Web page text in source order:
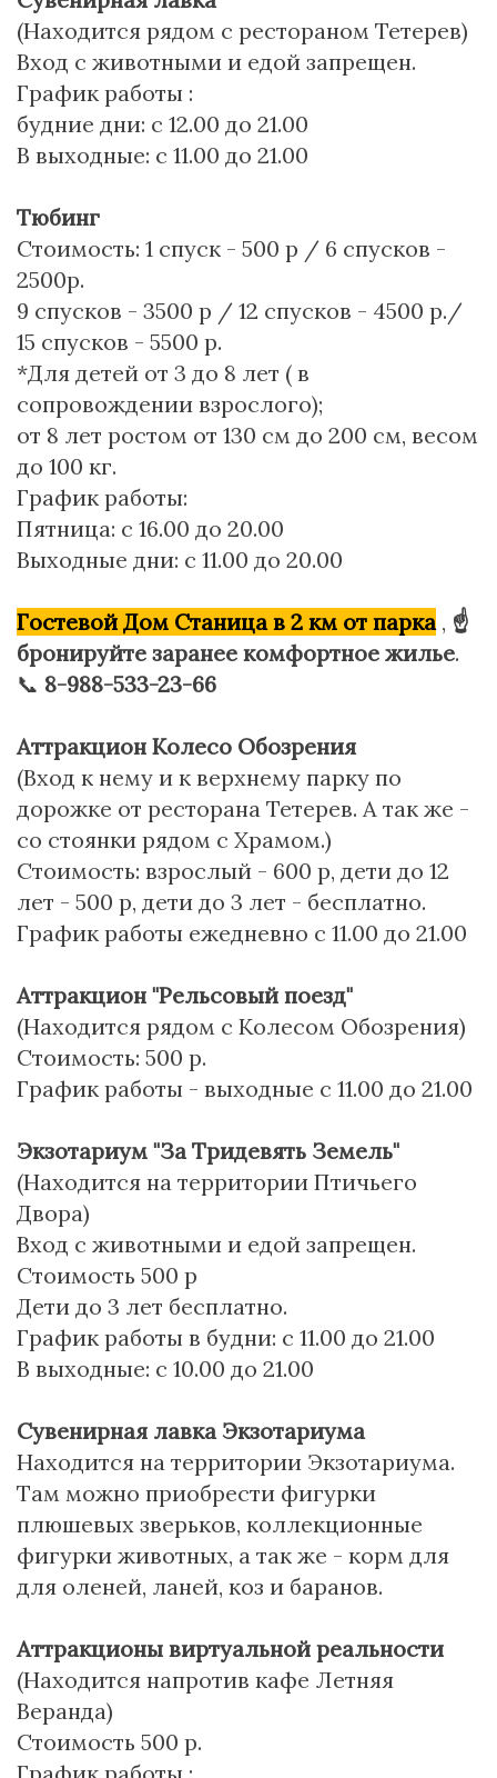
(Находится рядом с рестораном Тетерев)
Вход с животными и едой запрещен.
График работы :
будние дни: с 12.00 до 21.00
В выходные: с 11.00 до 21.00
Тюбинг
Стоимость: 1 спуск - 500 р / 6 спусков -
2500р.
9 спусков - 3500 р / 12 спусков - 4500 р./
15 спусков - 5500 р.
*Для детей от 3 до 8 лет ( в
сопровождении взрослого);
от 8 лет ростом от 130 см до 200 см, весом
до 100 кг.
График работы:
Пятница: с 16.00 до 20.00
Выходные дни: с 11.00 до 20.00
Гостевой Дом Станица в 2 км от парка, ☝
бронируйте заранее комфортное жилье.
📞 8-988-533-23-66
Аттракцион Колесо Обозрения
(Вход к нему и к верхнему парку по
дорожке от ресторана Тетерев. А так же -
со стоянки рядом с Храмом.)
Стоимость: взрослый - 600 р, дети до 12
лет - 500 р, дети до 3 лет - бесплатно.
График работы ежедневно с 11.00 до 21.00
Аттракцион "Рельсовый поезд"
(Находится рядом с Колесом Обозрения)
Стоимость: 500 р.
График работы - выходные с 11.00 до 21.00
Экзотариум "За Тридевять Земель"
(Находится на территории Птичьего
Двора)
Вход с животными и едой запрещен.
Стоимость 500 р
Дети до 3 лет бесплатно.
График работы в будни: с 11.00 до 21.00
В выходные: с 10.00 до 21.00
Сувенирная лавка Экзотариума
Находится на территории Экзотариума.
Там можно приобрести фигурки
плюшевых зверьков, коллекционные
фигурки животных, а так же - корм для
для оленей, ланей, коз и баранов.
Аттракционы виртуальной реальности
(Находится напротив кафе Летняя
Веранда)
Стоимость 500 р.